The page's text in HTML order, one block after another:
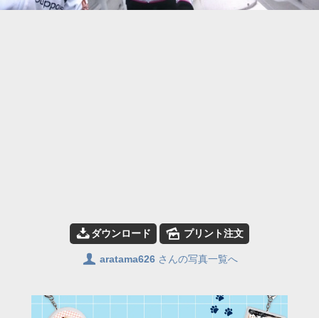
📥ダウンロード 🌄 プリント注文
👤 aratama626さんの写真一覧へ